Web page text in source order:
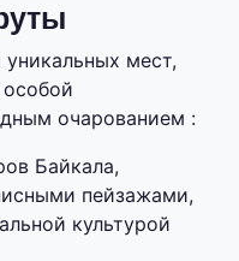
мест,
очарованием :
Байкала,
пейзажами,
культурой